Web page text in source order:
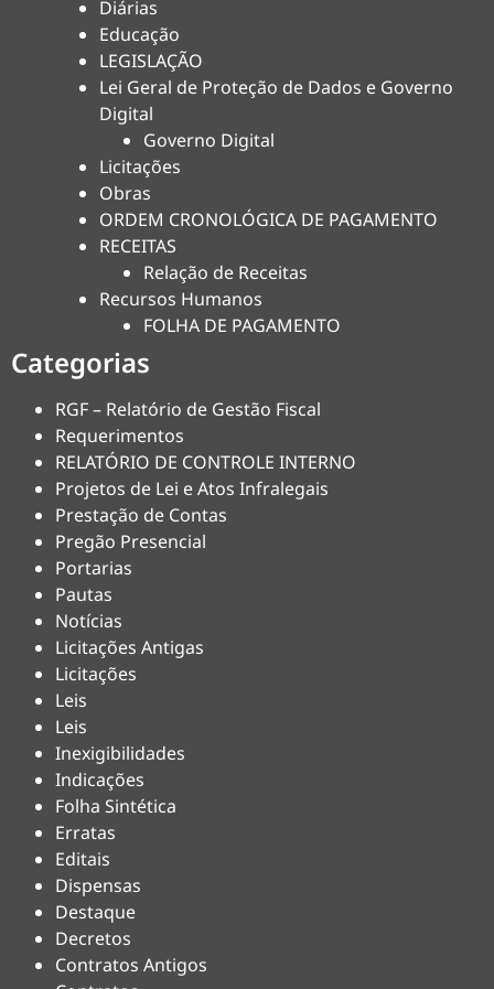
Diárias
Educação
LEGISLAÇÃO
Lei Geral de Proteção de Dados e Governo
Digital
Governo Digital
Licitações
Obras
ORDEM CRONOLÓGICA DE PAGAMENTO
RECEITAS
Relação de Receitas
Recursos Humanos
FOLHA DE PAGAMENTO
Categorias
RGF – Relatório de Gestão Fiscal
Requerimentos
RELATÓRIO DE CONTROLE INTERNO
Projetos de Lei e Atos Infralegais
Prestação de Contas
Pregão Presencial
Portarias
Pautas
Notícias
Licitações Antigas
Licitações
Leis
Leis
Inexigibilidades
Indicações
Folha Sintética
Erratas
Editais
Dispensas
Destaque
Decretos
Contratos Antigos